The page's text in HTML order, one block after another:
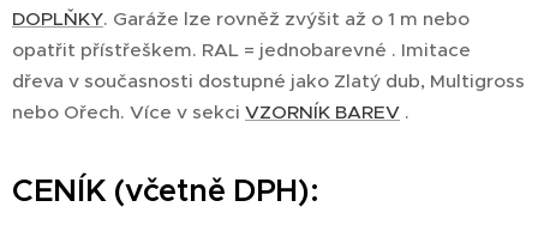
DOPLŇKY. Garáže lze rovněž zvýšit až o 1 m nebo
opatřit přístřeškem. RAL = jednobarevné . Imitace
dřeva v současnosti dostupné jako Zlatý dub, Multigross
nebo Ořech. Více v sekci VZORNÍK BAREV .
CENÍK (včetně DPH):